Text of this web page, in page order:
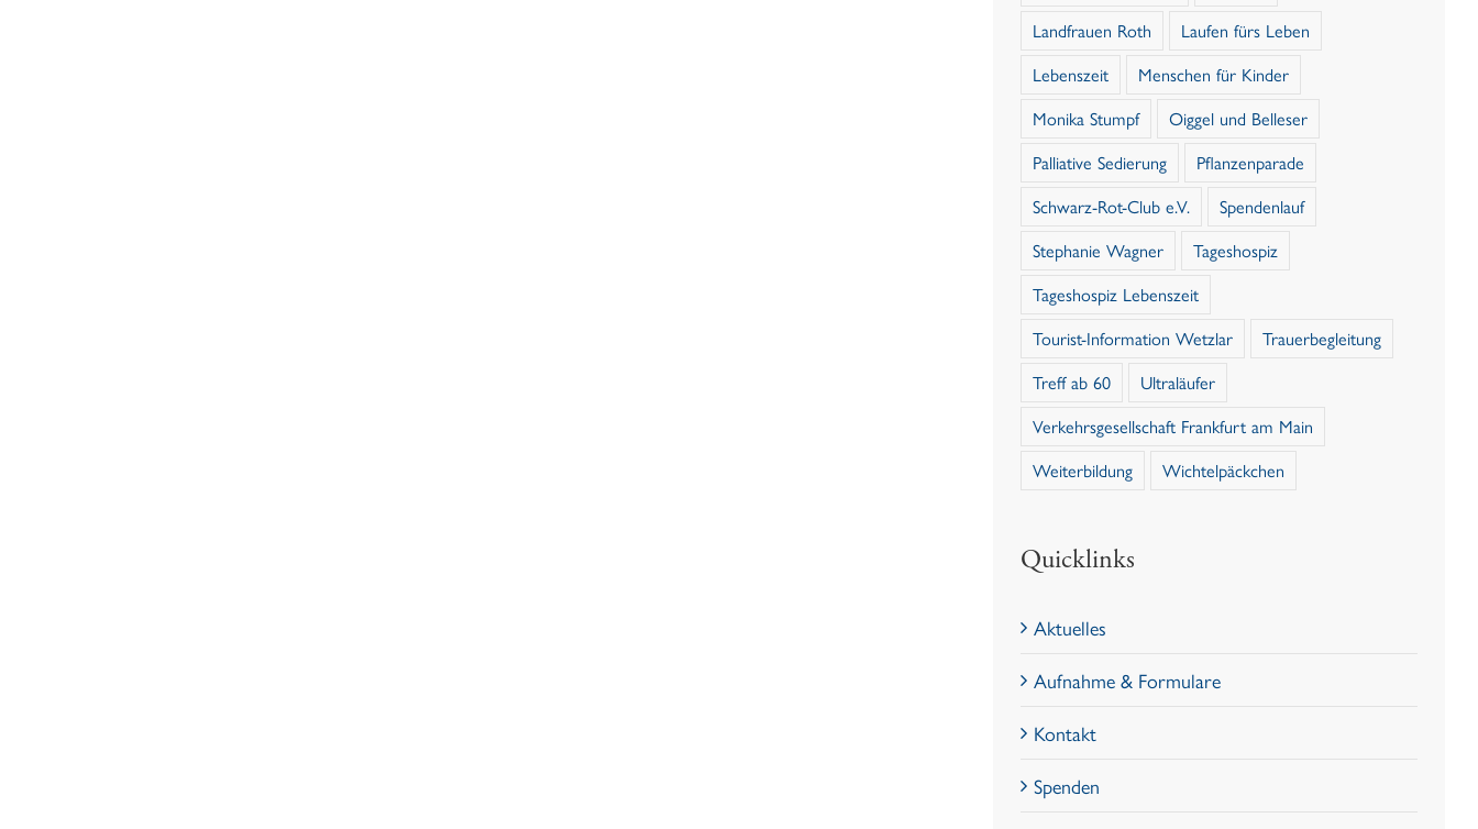
Landfrauen Roth
Laufen fürs Leben
Lebenszeit
Menschen für Kinder
Monika Stumpf
Oiggel und Belleser
Palliative Sedierung
Pflanzenparade
Schwarz-Rot-Club e.V.
Spendenlauf
Stephanie Wagner
Tageshospiz
Tageshospiz Lebenszeit
Tourist-Information Wetzlar
Trauerbegleitung
Treff ab 60
Ultraläufer
Verkehrsgesellschaft Frankfurt am Main
Weiterbildung
Wichtelpäckchen
Quicklinks
Aktuelles
Aufnahme & Formulare
Kontakt
Spenden